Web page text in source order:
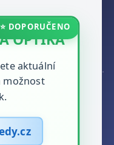
⭐ DOPORUČENO
OPTIKA
aktuální
možnost